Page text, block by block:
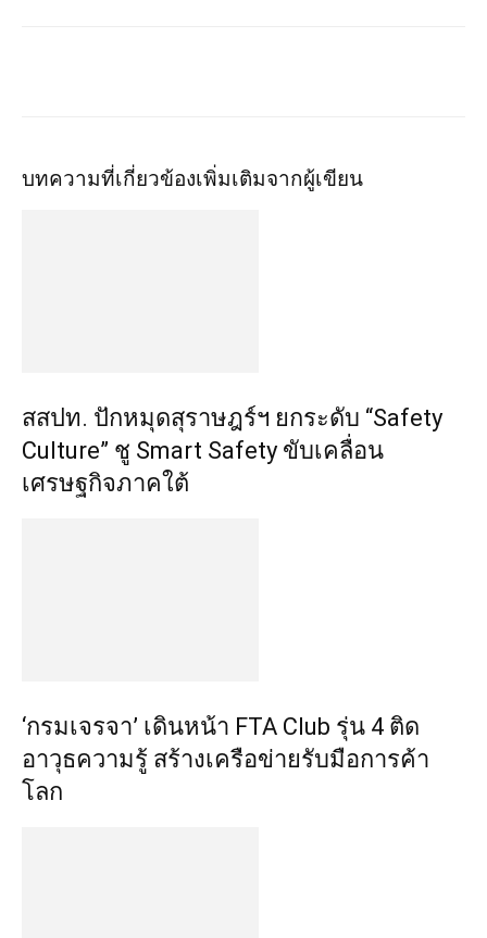
บทความที่เกี่ยวข้องเพิ่มเติมจากผู้เขียน
สสปท. ปักหมุดสุราษฎร์ฯ ยกระดับ “Safety
Culture” ชู Smart Safety ขับเคลื่อน
เศรษฐกิจภาคใต้
‘กรมเจรจา’ เดินหน้า FTA Club รุ่น 4 ติด
อาวุธความรู้ สร้างเครือข่ายรับมือการค้า
โลก